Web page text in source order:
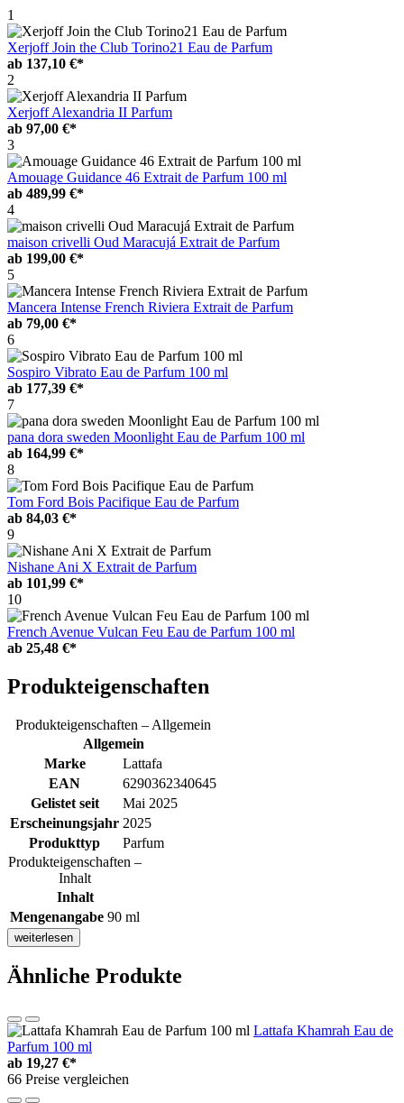
1
Xerjoff Join the Club Torino21 Eau de Parfum
ab 137,10 €*
2
Xerjoff Alexandria II Parfum
ab 97,00 €*
3
Amouage Guidance 46 Extrait de Parfum 100 ml
ab 489,99 €*
4
maison crivelli Oud Maracujá Extrait de Parfum
ab 199,00 €*
5
Mancera Intense French Riviera Extrait de Parfum
ab 79,00 €*
6
Sospiro Vibrato Eau de Parfum 100 ml
ab 177,39 €*
7
pana dora sweden Moonlight Eau de Parfum 100 ml
ab 164,99 €*
8
Tom Ford Bois Pacifique Eau de Parfum
ab 84,03 €*
9
Nishane Ani X Extrait de Parfum
ab 101,99 €*
10
French Avenue Vulcan Feu Eau de Parfum 100 ml
ab 25,48 €*
Produkteigenschaften
Produkteigenschaften – Allgemein
Allgemein
Marke
Lattafa
EAN
6290362340645
Gelistet seit
Mai 2025
Erscheinungsjahr 2025
Produkttyp
Parfum
Produkteigenschaften –
Inhalt
Inhalt
Mengenangabe 90 ml
weiterlesen
Ähnliche Produkte
Lattafa Khamrah Eau de
Parfum 100 ml
ab 19,27 €*
66 Preise vergleichen